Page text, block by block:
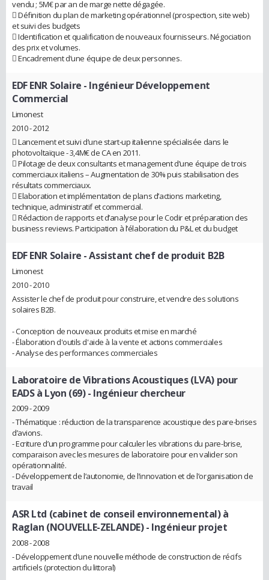
vendu ; 5M€ par an de marge nette dégagée.
 Définition du plan de marketing opérationnel (prospection, site web)
et suivi des budgets
 Identification et qualification de nouveaux fournisseurs. Négociation
des prix et volumes.
 Encadrement d’une équipe de deux personnes.
EDF ENR Solaire - Ingénieur Développement
Commercial
Limonest
2010 - 2012
 Lancement et suivi d’une start-up italienne spécialisée dans le
photovoltaïque - 3,4M€ de CA en 2011.
 Pilotage de deux consultants et management d’une équipe de trois
commerciaux italiens – Augmentation de 30% puis stabilisation des
résultats commerciaux.
 Elaboration et implémentation de plans d’actions marketing,
technique, administratif et commercial.
 Rédaction de rapports et d’analyse pour le Codir et préparation des
business reviews. Participation à l’élaboration du P&L et du budget
EDF ENR Solaire - Assistant chef de produit B2B
Limonest
2010 - 2010
Assister le chef de produit pour construire, et vendre des solutions
solaires B2B.
- Conception de nouveaux produits et mise en marché
- Élaboration d'outils d'aide à la vente et actions commerciales
- Analyse des performances commerciales
Laboratoire de Vibrations Acoustiques (LVA) pour
EADS à Lyon (69)- Ingénieur chercheur
2009 - 2009
- Thématique : réduction de la transparence acoustique des pare-brises
d’avions.
- Ecriture d’un programme pour calculer les vibrations du pare-brise,
comparaison avec les mesures de laboratoire pour en valider son
opérationnalité.
- Développement de l’autonomie, de l’innovation et de l’organisation de
travail
ASR Ltd (cabinet de conseil environnemental) à
Raglan (NOUVELLE-ZELANDE)- Ingénieur projet
2008 - 2008
- Développement d’une nouvelle méthode de construction de récifs
artificiels (protection du littoral)